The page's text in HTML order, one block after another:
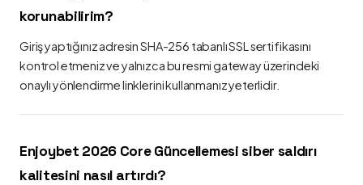
korunabilirim?
Giriş yaptığınız adresin SHA-256 tabanlı SSL sertifikasını
kontrol etmeniz ve yalnızca bu resmi gateway üzerindeki
onaylı yönlendirme linklerini kullanmanız yeterlidir.
Enjoybet 2026 Core Güncellemesi siber saldırı
kalitesini nasıl artırdı?